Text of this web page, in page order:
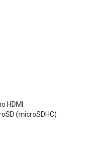
HDMI
(microSDHC)